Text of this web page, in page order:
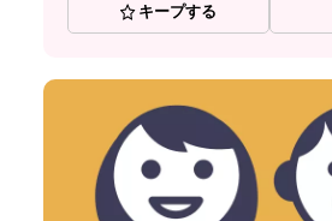
キープする